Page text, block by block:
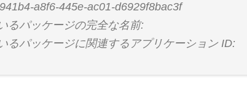
a8f6-445e-ac01-d6929f8bac3f
るパッケージの完全な名前:
るパッケージに関連するアプリケーション ID: